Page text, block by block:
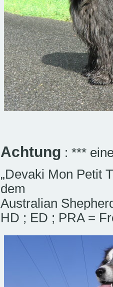
Achtung : ***
„Devaki Mon Petit
dem
Australian
HD ; ED ; PRA =